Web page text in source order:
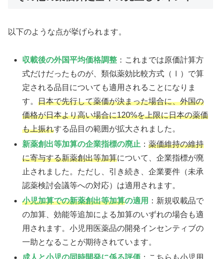
以下のような点が挙げられます。
収載後の外国平均価格調整 ：これまでは原価計算方
式だけだったものが、類似薬効比較方式（Ⅰ）で算
定される品目についても適用されることになりま
す。日本で先行して薬価が決まった場合に、外国の
価格が日本より高い場合に120%を上限に日本の薬価
も上振れする品目の範囲が拡大されました。
新薬創出等加算の企業指標の廃止 ：薬価維持の維持
に寄与する新薬創出等加算について、企業指標が廃
止されました。ただし、引き続き、企業要件（未承
認薬検討会議等への対応）は適用されます。
小児加算での新薬創出等加算の適用 ：新規収載品で
の加算、効能等追加による加算のいずれの場合も適
用されます。小児用医薬品の開発インセンティブの
一助となることが期待されています。